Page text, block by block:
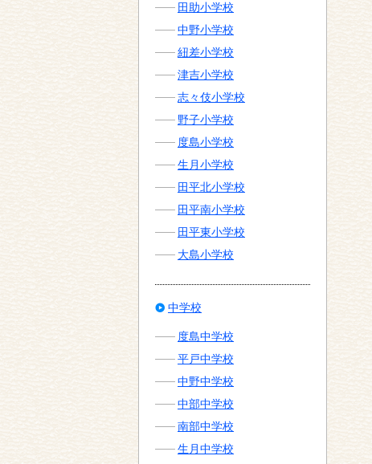
田助小学校
中野小学校
紐差小学校
津吉小学校
志々伎小学校
野子小学校
度島小学校
生月小学校
田平北小学校
田平南小学校
田平東小学校
大島小学校
中学校
度島中学校
平戸中学校
中野中学校
中部中学校
南部中学校
生月中学校